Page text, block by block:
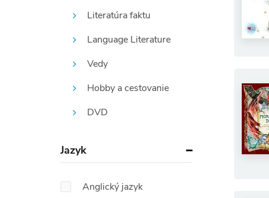
Literatúra faktu
Language Literature
Vedy
Hobby a cestovanie
DVD
Jazyk
Anglický jazyk